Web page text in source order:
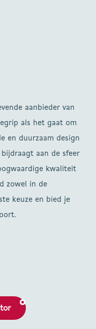
aanbieder van
als het gaat om
en duurzaam design
aan de sfeer
kwaliteit
zowel in de
keuze en bied je